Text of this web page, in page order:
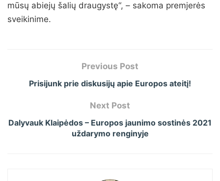
mūsų abiejų šalių draugystę“, – sakoma premjerės
sveikinime.
Previous Post
Prisijunk prie diskusijų apie Europos ateitį!
Next Post
Dalyvauk Klaipėdos – Europos jaunimo sostinės 2021
uždarymo renginyje